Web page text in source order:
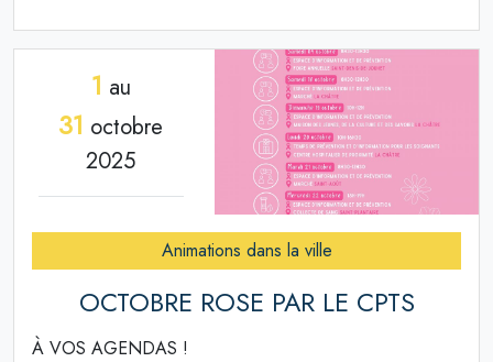
1 au
31 octobre
2025
Animations dans la ville
OCTOBRE ROSE PAR LE CPTS
À VOS AGENDAS !